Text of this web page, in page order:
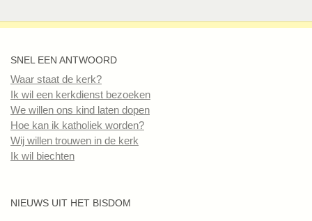
SNEL EEN ANTWOORD
Waar staat de kerk?
Ik wil een kerkdienst bezoeken
We willen ons kind laten dopen
Hoe kan ik katholiek worden?
Wij willen trouwen in de kerk
Ik wil biechten
NIEUWS UIT HET BISDOM